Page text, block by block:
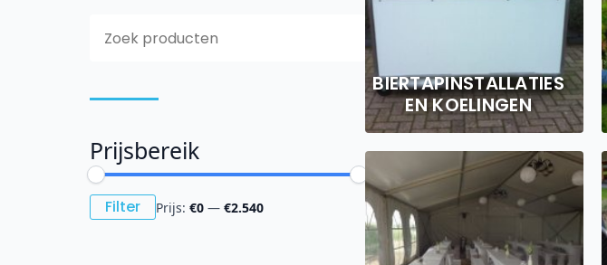
Search
for:
Prijsbereik
Min.
prijs
Max.
prijsFilter Prijs: €0— €2.540
BIERTAPINSTALLATIES
EN KOELINGEN